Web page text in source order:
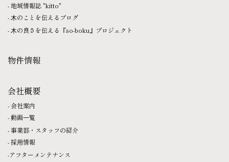
地域情報誌 "kitto"
⽊のことを伝えるブログ
⽊の良さを伝える『so-boku』プロジェクト
物件情報
会社概要
会社案内
動画⼀覧
事業部・スタッフの紹介
採⽤情報
アフターメンテナンス